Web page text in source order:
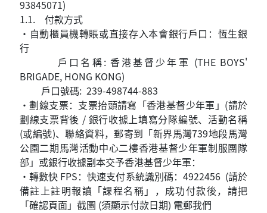
93845071)
1.1. 付款方式
•自動櫃員機轉賬或直接存入本會銀行戶口：恆生銀
行
戶口名稱: 香港基督少年軍 (THE BOYS'
BRIGADE, HONG KONG)
戶口號碼: 239-498744-883
•劃線支票：支票抬頭請寫「香港基督少年軍」(請於
劃線支票背後 / 銀行收據上填寫分隊編號、活動名稱
(或編號)、聯絡資料，郵寄到「新界馬灣739地段馬灣
公園二期馬灣活動中心二樓香港基督少年軍制服團隊
部」或銀行收據副本交予香港基督少年軍：
•轉數快 FPS：快速支付系統識別碼：4922456 (請於
備註上註明報讀「課程名稱」，成功付款後，請把
「確認頁面」截圖 (須顯示付款日期) 電郵我們